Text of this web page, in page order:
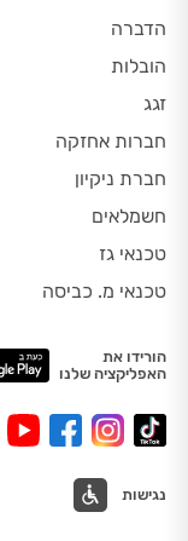
הדברה
הובלות
זגג
חברות אחזקה
חברת ניקיון
חשמלאים
טכנאי גז
טכנאי מ. כביסה
הורידו את
האפליקציה שלנו
נגישות